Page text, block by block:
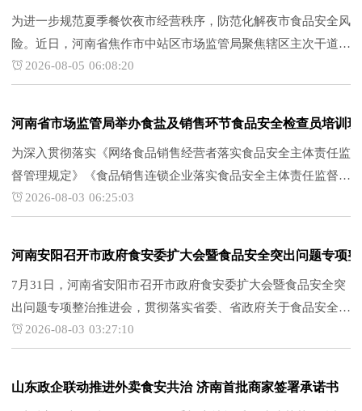
为进一步规范夏季餐饮夜市经营秩序，防范化解夜市食品安全风
险。近日，河南省焦作市中站区市场监管局聚焦辖区主次干道、
便民街区等重点区域，开展餐饮夜市食品安全专项检查工作。压
实主体责任，规范经营流程。该局聚焦餐饮夜市经营全流程，重
2026-08-05 06:08:20
河南省市场监管局举办食盐及销售环节食品安全检查员培训班
为深入贯彻落实《网络食品销售经营者落实食品安全主体责任监
督管理规定》《食品销售连锁企业落实食品安全主体责任监督管
理规定》等新规要求，提升全省食品销售环节专业化、精准化监
管水平。7月29日至31日，河南省市场监管局在信阳市光山县举
2026-08-03 06:25:03
河南安阳召开市政府食安委扩大会暨食品安全突出问题专项
7月31日，河南省安阳市召开市政府食安委扩大会暨食品安全突
出问题专项整治推进会，贯彻落实省委、省政府关于食品安全工
作部署，安排下一阶段重点任务。会议由安阳市政府副秘书长焦
亚军主持，市政府食安办主任、市市场监管局党组书记、局长、
2026-08-03 03:27:10
山东政企联动推进外卖食安共治 济南首批商家签署承诺书